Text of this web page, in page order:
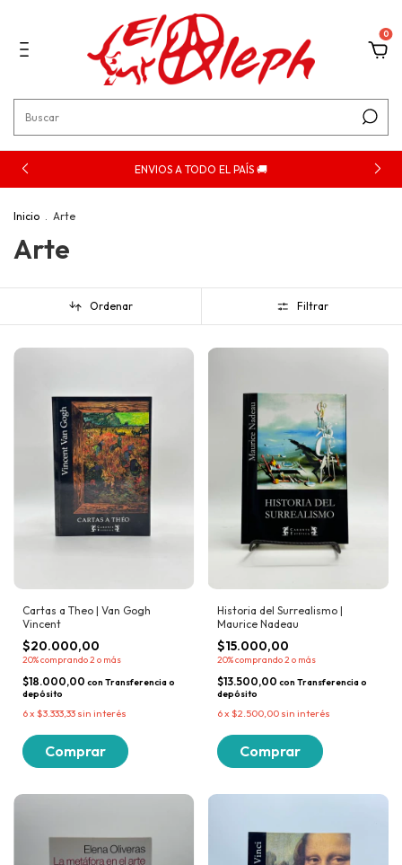
0
ENVIOS A TODO EL PAÍS 🚚
Inicio . Arte
Arte
Ordenar Filtrar
Cartas a Theo | Van Gogh
Vincent
$20.000,00
20%comprando 2 o más
$18.000,00 con Transferencia o
depósito
6x $3.333,33 sin interés
Historia del Surrealismo |
Maurice Nadeau
$15.000,00
20%comprando 2 o más
$13.500,00 con Transferencia o
depósito
6x $2.500,00 sin interés